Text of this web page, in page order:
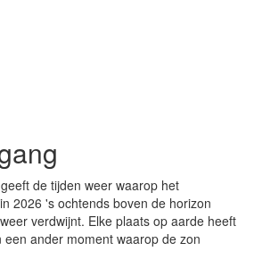
de tijden weer waarop het
2026 's ochtends boven de horizon
verdwijnt. Elke plaats op aarde heeft
ander moment waarop de zon